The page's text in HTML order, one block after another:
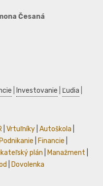
Česaná
Investovanie Ľudia
Vrtuľníky Autoškola
Podnikanie Financie
plán Manažment
Dovolenka